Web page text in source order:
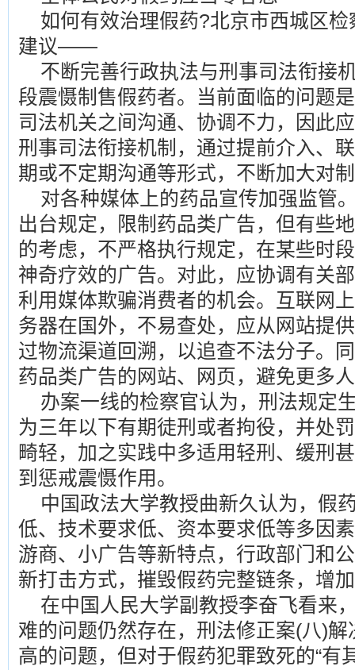
如何有效治理假药?北京市西城区
建议——
不断完善行政执法与刑事司法衔接
段震慑制售假药者。当前面临的问题
司法机关之间沟通、协调不力，因此
刑事司法衔接机制，通过提前介入、
期或不定期沟通等形式，不断加大对
对各种媒体上的药品宣传加强监管
出台规定，限制药品类广告，但有些
的考虑，不严格执行规定，在某些时
神奇疗效的广告。对此，应协调有关
利用媒体欺骗消费者的机会。互联网
务器在国外，不易查处，应从网站提
过物流渠道回溯，以追查不法分子。
药品类广告的网站、网页，避免更多
办案一线的检察官认为，刑法规定
为三年以下有期徒刑或者拘役，并处
畸轻，加之实践中多适用轻刑、缓刑
到惩戒震慑作用。
中国政法大学教授曲新久认为，假
低、技术要求低、资本要求低等多因
游商、小广告等新特点，行政部门和
新打击方式，摧毁假药完整链条，增
在中国人民大学副教授李奋飞看来
难的问题仍然存在，刑法修正案(八)
高的问题，但对于假药犯罪致死的“有